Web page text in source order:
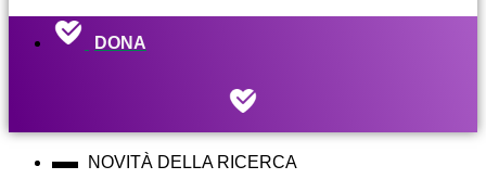
DONA
NOVITÀ DELLA RICERCA